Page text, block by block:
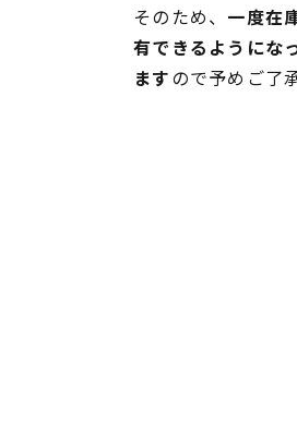
そのため、 一度在
有できるようにな
ますので予めご了